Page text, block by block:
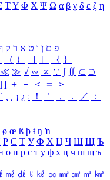
ΤΥ Φ Χ Ψ Ω α β γ δ ε ζ η
פ ם ן ו ט א ר ק
（ ） ［ ］ ｛ ｝
≪ ≫ √ ∽ ∝ ∵ ∫ ∬ ∈ ∋
∏ ＋ － ＜ ＝
＞
˙ ¸ ¡ ¿ ː ！ ＇ ， ． ／
：
ø œ ß þ ŧ ŋ ŉ
Р С Т У Ф Х Ц Ч Ш Щ Ъ
о п р с т у ф х ц ч ш щ ъ
㎖ ㎗ ℓ ㎘ ㏄ ㎣ ㎤ ㎥ ㎦